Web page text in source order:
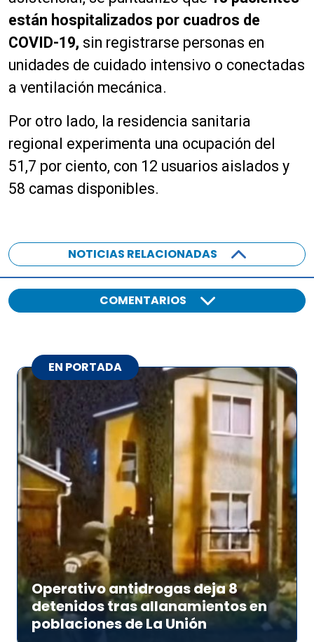
están hospitalizados por cuadros de
COVID-19, sin registrarse personas en
unidades de cuidado intensivo o conectadas
a ventilación mecánica.
Por otro lado, la residencia sanitaria
regional experimenta una ocupación del
51,7 por ciento, con 12 usuarios aislados y
58 camas disponibles.
NOTICIAS RELACIONADAS
COMENTARIOS
EN PORTADA
Operativo antidrogas deja 8
detenidos tras allanamientos en
poblaciones de La Unión